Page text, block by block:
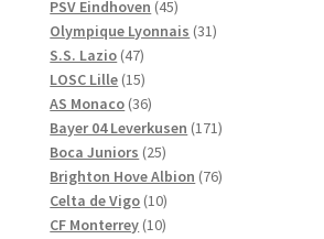
produkter
PSV Eindhoven 4545
produkter
Olympique Lyonnais 3131
S.S. Lazio 4747
produkter
LOSC Lille 1515
produkter
AS Monaco 3636
produkter
Bayer 04 Leverkusen 171171
Boca Juniors 2525
produkter
Brighton Hove Albion 7676
Celta de Vigo 1010
produkter
CF Monterrey 1010